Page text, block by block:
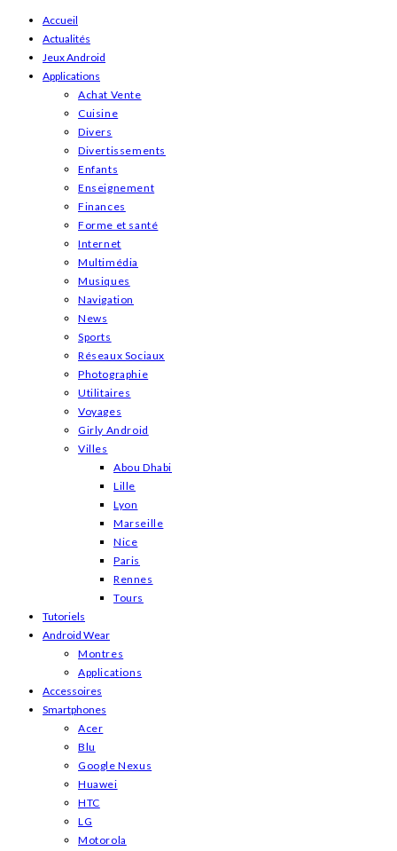
Skip
content
Accueil
Actualités
Jeux Android
Applications
Achat Vente
Cuisine
Divers
Divertissements
Enfants
Enseignement
Finances
Forme et santé
Internet
Multimédia
Musiques
Navigation
News
Sports
Réseaux Sociaux
Photographie
Utilitaires
Voyages
Girly Android
Villes
Abou Dhabi
Lille
Lyon
Marseille
Nice
Paris
Rennes
Tours
Tutoriels
Android Wear
Montres
Applications
Accessoires
Smartphones
Acer
Blu
Google Nexus
Huawei
HTC
LG
Motorola